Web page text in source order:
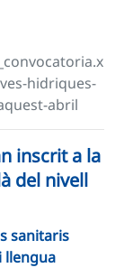
hidriques-
abril
inscrit a la
del nivell
sanitaris
llengua